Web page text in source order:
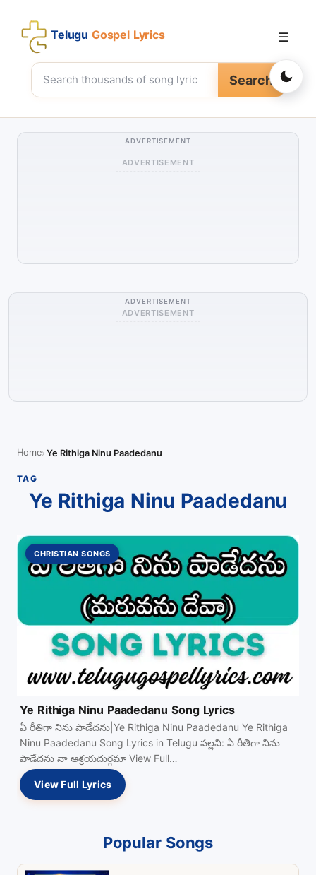
Telugu Gospel Lyrics
Search
☰
ADVERTISEMENT
ADVERTISEMENT
ADVERTISEMENT
ADVERTISEMENT
Home Ye Rithiga Ninu Paadedanu
TAG
Ye Rithiga Ninu Paadedanu
CHRISTIAN SONGS
Ye Rithiga Ninu Paadedanu Song Lyrics
ఏ రీతిగా నిను పాడేదను|Ye Rithiga Ninu Paadedanu Ye Rithiga
Ninu Paadedanu Song Lyrics in Telugu పల్లవి: ఏ రీతిగా నిను
పాడేదను నా ఆశ్రయదుర్గమా View Full…
View Full Lyrics
Popular Songs